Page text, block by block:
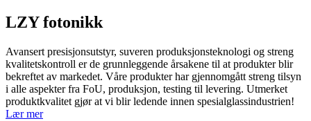
LZY fotonikk
Avansert presisjonsutstyr, suveren produksjonsteknologi og streng
kvalitetskontroll er de grunnleggende årsakene til at produkter blir
bekreftet av markedet. Våre produkter har gjennomgått streng tilsyn
i alle aspekter fra FoU, produksjon, testing til levering. Utmerket
produktkvalitet gjør at vi blir ledende innen spesialglassindustrien!
Lær mer